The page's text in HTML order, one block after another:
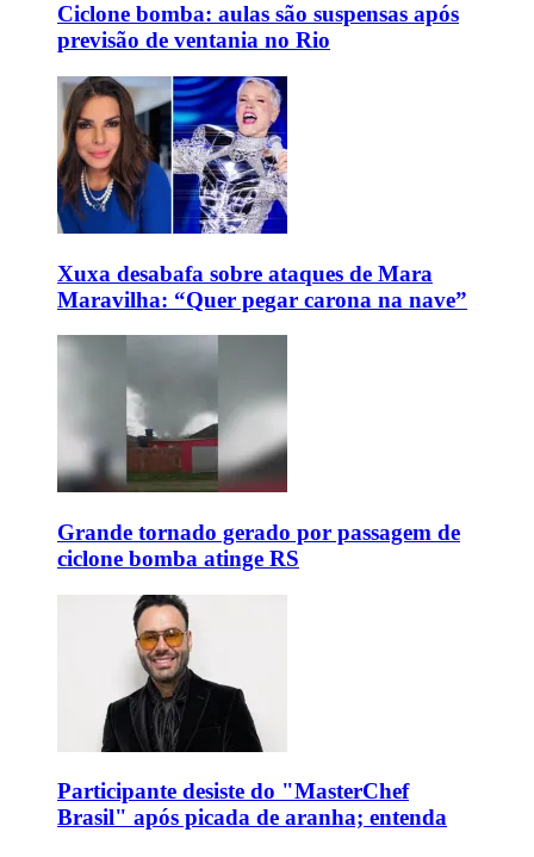
Ciclone bomba: aulas são suspensas após
previsão de ventania no Rio
Xuxa desabafa sobre ataques de Mara
Maravilha: “Quer pegar carona na nave”
Grande tornado gerado por passagem de
ciclone bomba atinge RS
Participante desiste do "MasterChef
Brasil" após picada de aranha; entenda